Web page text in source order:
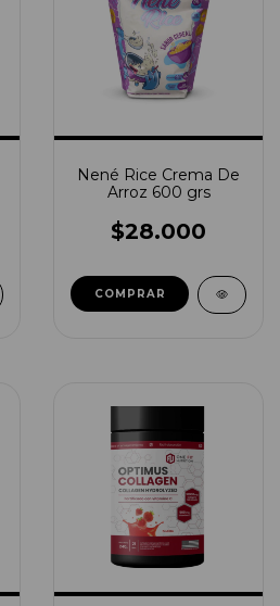
Nené Rice Crema De
Arroz 600 grs
$28.000
COMPRAR